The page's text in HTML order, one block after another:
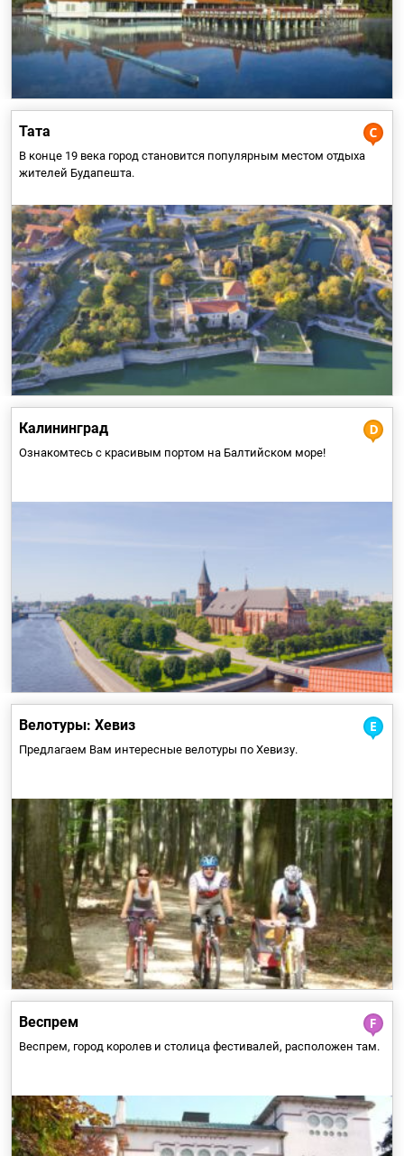
Тата
каменном веке.
В конце 19 века город становится популярным местом отдыха
жителей Будапешта.
Калининград
На территории нынешнего Калининграда находилось маленькое
прусское поселение до тех пор, пока немцы в 13-м веке не
основали здесь город Кёнигсберг...
Ознакомтесь с красивым портом на Балтийском море!
Bелотypы: Хевиз
Хотя эта экскурсия непродолжительная, но более
натренированным туристам она тоже понравится из-за
разнообразия и холмистого характера местности.
Предлагаем Вам интересные велотуры по Хевизу.
Веспрем
Сюда ведёт множество дорог, у каждой из которых есть свой
характер: дорога историко-культурного наследия, дорога
активного отдыха и дорога гурманов, а также иные трассы,
соединяющие Веспрем с регионом озера Балатон и
Баконьскими горами.
Веспрем, город королев и столица фестивалей, расположен там.